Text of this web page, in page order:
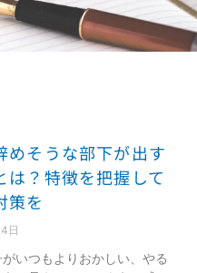
めそうな部下が出す
は？特徴を把握して
策を
日
いつもよりおかしい、やる